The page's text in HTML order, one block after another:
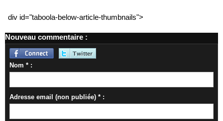
div id="taboola-below-article-thumbnails">
Nouveau commentaire :
Nom * :
Adresse email (non publiée) * :